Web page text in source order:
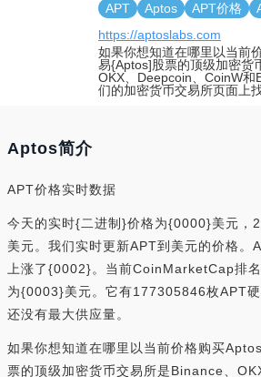
APT Aptos APT价格
https://aptoslabs.com
如果你想知道在哪里以当前
易{Aptos]股票的顶级加密货
OKX、Deepcoin、CoinW和
们的加密货币交易所页面上
Aptos简介
APT价格实时数据
今天的实时{二进制}价格为{0000}美元，
美元。我们实时更新APT到美元的价格。
上涨了{0002}。当前CoinMarketCap排
为{0003}美元。它有177305846枚APT
还没有最大供应量。
如果你想知道在哪里以当前价格购买
票的顶级加密货币交易所是Binance、